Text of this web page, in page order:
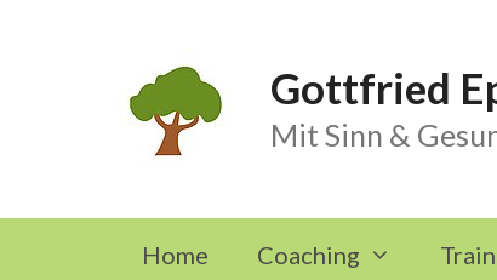
Gottfried
Mit Sinn &
Home Coaching